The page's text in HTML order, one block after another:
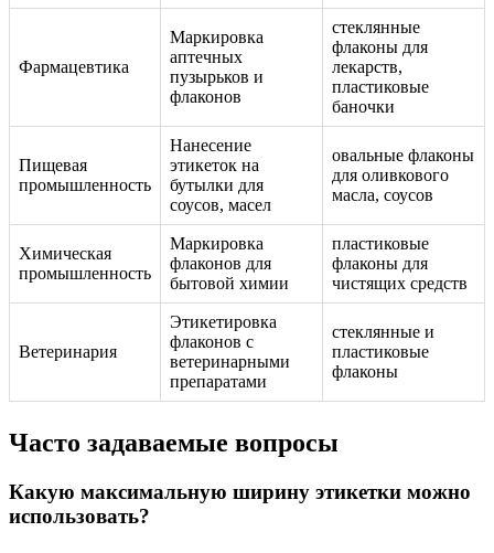
Фармацевтика
Маркировка
аптечных
пузырьков и
флаконов
стеклянные
флаконы для
лекарств,
пластиковые
баночки
Пищевая
промышленность
Нанесение
этикеток на
бутылки для
соусов, масел
овальные флаконы
для оливкового
масла, соусов
Химическая
промышленность
Маркировка
флаконов для
бытовой химии
пластиковые
флаконы для
чистящих средств
Ветеринария
Этикетировка
флаконов с
ветеринарными
препаратами
стеклянные и
пластиковые
флаконы
Часто задаваемые вопросы
Какую максимальную ширину этикетки можно
использовать?